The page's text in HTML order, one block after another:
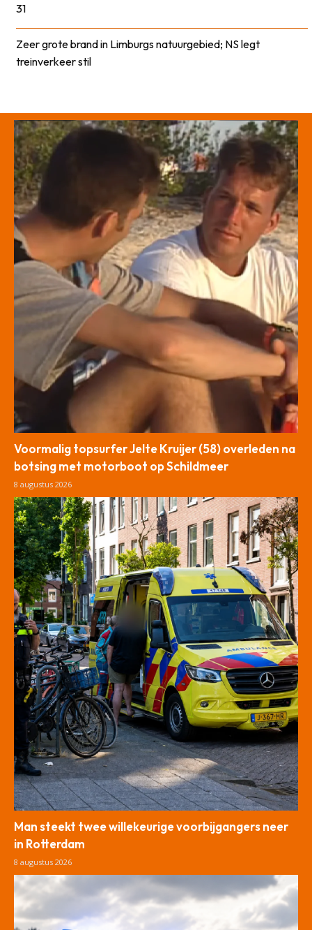
31
Zeer grote brand in Limburgs natuurgebied; NS legt
treinverkeer stil
Voormalig topsurfer Jelte Kruijer (58) overleden na
botsing met motorboot op Schildmeer
8 augustus 2026
Man steekt twee willekeurige voorbijgangers neer
in Rotterdam
8 augustus 2026